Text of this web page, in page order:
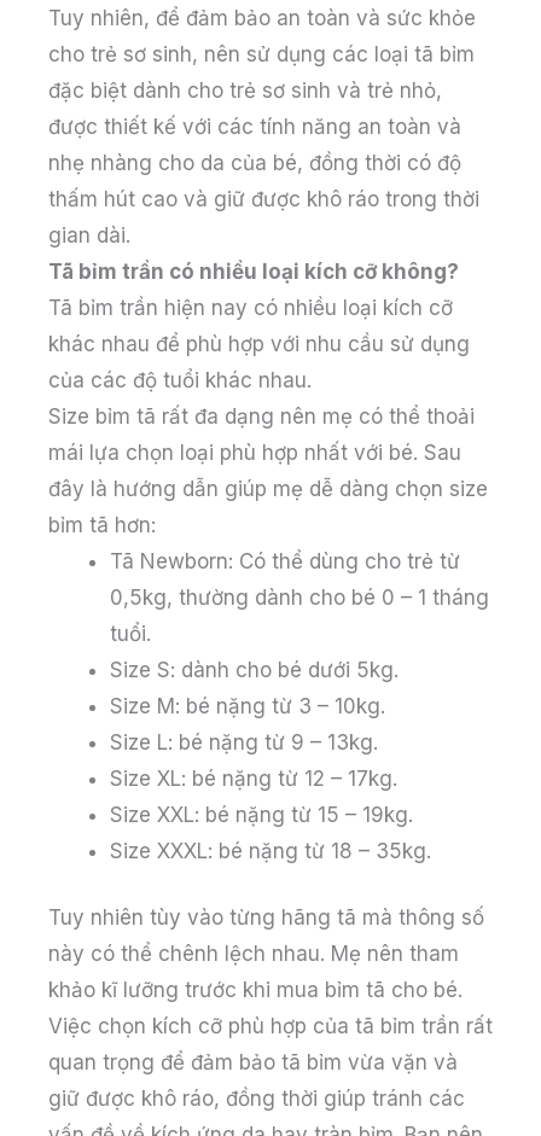
Tuy nhiên, để đảm bảo an toàn và sức khỏe
cho trẻ sơ sinh, nên sử dụng các loại tã bỉm
đặc biệt dành cho trẻ sơ sinh và trẻ nhỏ,
được thiết kế với các tính năng an toàn và
nhẹ nhàng cho da của bé, đồng thời có độ
thấm hút cao và giữ được khô ráo trong thời
gian dài.
Tã bỉm trần có nhiều loại kích cỡ không?
Tã bỉm trần hiện nay có nhiều loại kích cỡ
khác nhau để phù hợp với nhu cầu sử dụng
của các độ tuổi khác nhau.
Size bỉm tã rất đa dạng nên mẹ có thể thoải
mái lựa chọn loại phù hợp nhất với bé. Sau
đây là hướng dẫn giúp mẹ dễ dàng chọn size
bỉm tã hơn:
Tã Newborn: Có thể dùng cho trẻ từ
0,5kg, thường dành cho bé 0 – 1 tháng
tuổi.
Size S: dành cho bé dưới 5kg.
Size M: bé nặng từ 3 – 10kg.
Size L: bé nặng từ 9 – 13kg.
Size XL: bé nặng từ 12 – 17kg.
Size XXL: bé nặng từ 15 – 19kg.
Size XXXL: bé nặng từ 18 – 35kg.
Tuy nhiên tùy vào từng hãng tã mà thông số
này có thể chênh lệch nhau. Mẹ nên tham
khảo kĩ lưỡng trước khi mua bỉm tã cho bé.
Việc chọn kích cỡ phù hợp của tã bỉm trần rất
quan trọng để đảm bảo tã bỉm vừa vặn và
giữ được khô ráo, đồng thời giúp tránh các